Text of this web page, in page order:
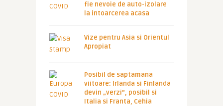
fie nevoie de auto-izolare
la intoarcerea acasa
Vize pentru Asia si Orientul
Apropiat
Posibil de saptamana
viitoare: Irlanda si Finlanda
devin „verzi”, posibil si
Italia si Franta, Cehia